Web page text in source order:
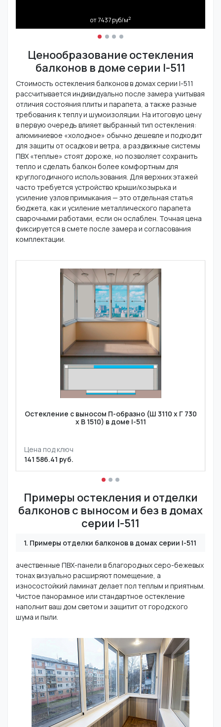
от 7437руб/м2
Ценообразование остекления
балконов в доме серии I-511
Стоимость остекления балконов в домах серии I-511
рассчитывается индивидуально после замера учитывая
отличия состояния плиты и парапета, а также разные
требования к теплу и шумоизоляции. На итоговую цену
в первую очередь влияет выбранный тип остекления:
алюминиевое «холодное» обычно дешевле и подходит
для защиты от осадков и ветра, а раздвижные системы
ПВХ «теплые» стоят дороже, но позволяет сохранить
тепло и сделать балкон более комфортным для
круглогодичного использования. Для верхних этажей
часто требуется устройство крыши/козырька и
усиление узлов примыкания — это отдельная статья
бюджета, как и усиление металлического парапета
сварочными работами, если он ослаблен. Точная цена
фиксируется в смете после замера и согласования
комплектации.
Остекление с выносом П-образно (Ш 3110 х Г 730
х В 1510) в доме I-511
Цена под ключ
141 586.41 руб.
Примеры остекления и отделки
балконов с выносом и без в домах
серии I-511
1. Примеры отделки балконов в домах серии I-511
ачественные ПВХ-панели в благородных серо-бежевых
тонах визуально расширяют помещение, а
износостойкий ламинат делает пол теплым и приятным.
Чистое панорамное или стандартное остекление
наполнит ваш дом светом и защитит от городского
шума и пыли.